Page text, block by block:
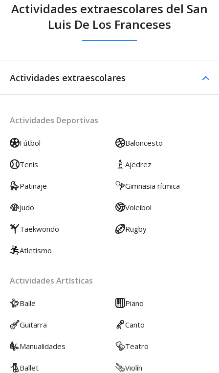
Actividades extraescolares del San
Luis De Los Franceses
Actividades extraescolares
Actividades Deportivas
Fútbol Baloncesto
Tenis Ajedrez
Patinaje Gimnasia rítmica
Judo Voleibol
Taekwondo Rugby
Atletismo
Actividades Artísticas
Baile Piano
Guitarra Canto
Manualidades Teatro
Ballet Violín